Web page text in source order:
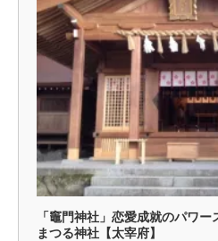
「竈門神社」恋愛成就のパワ
まつる神社【太宰府】